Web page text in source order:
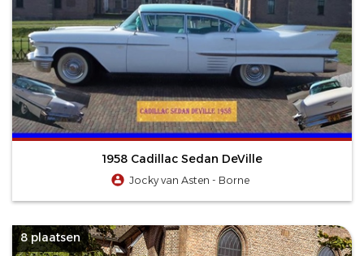
1958 Cadillac Sedan DeVille
Jocky van Asten - Borne
8 plaatsen